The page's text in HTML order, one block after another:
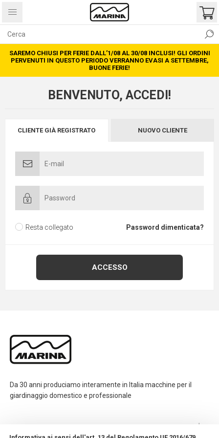
SAREMO CHIUSI PER FERIE DALL’1/08 AL 30/08 INCLUSI! GLI ORDINI
PERVENUTI IN QUESTO PERIODO VERRANNO EVASI A SETTEMBRE,
BUONE FERIE!
BENVENUTO, ACCEDI!
CLIENTE GIÀ REGISTRATO NUOVO CLIENTE
Resta collegato Password dimenticata?
Da 30 anni produciamo interamente in Italia macchine per il
giardinaggio domestico e professionale